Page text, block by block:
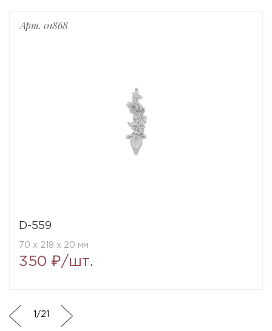
Арт. 01868
D-559
70 x 218 x 20 мм
350 ₽/шт.
/21